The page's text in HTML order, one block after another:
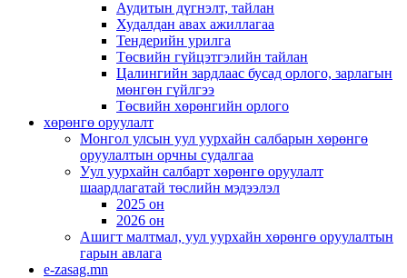
Аудитын дүгнэлт, тайлан
Худалдан авах ажиллагаа
Тендерийн урилга
Төсвийн гүйцэтгэлийн тайлан
Цалингийн зардлаас бусад орлого, зарлагын
мөнгөн гүйлгээ
Төсвийн хөрөнгийн орлого
хөрөнгө оруулалт
Монгол улсын уул уурхайн салбарын хөрөнгө
оруулалтын орчны судалгаа
Уул уурхайн салбарт хөрөнгө оруулалт
шаардлагатай төслийн мэдээлэл
2025 он
2026 он
Ашигт малтмал, уул уурхайн хөрөнгө оруулалтын
гарын авлага
e-zasag.mn